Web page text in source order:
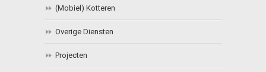
(Mobiel) Kotteren
Overige Diensten
Projecten